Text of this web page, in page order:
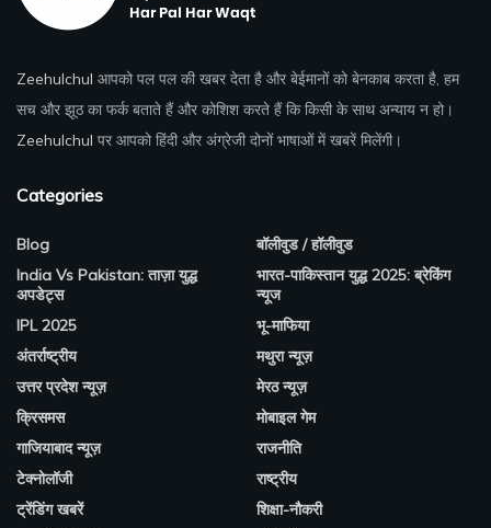
Zeehulchul आपको पल पल की खबर देता है और बेईमानों को बेनकाब करता है, हम
सच और झूठ का फर्क बताते हैं और कोशिश करते हैं कि किसी के साथ अन्याय न हो।
Zeehulchul पर आपको हिंदी और अंग्रेजी दोनों भाषाओं में खबरें मिलेंगी।
Categories
Blog
India Vs Pakistan: ताज़ा युद्ध
अपडेट्स
IPL 2025
अंतर्राष्ट्रीय
उत्तर प्रदेश न्यूज़
क्रिसमस
गाजियाबाद न्यूज़
टेक्नोलॉजी
ट्रेंडिंग खबरें
बॉलीवुड / हॉलीवुड
भारत-पाकिस्तान युद्ध 2025: ब्रेकिंग
न्यूज
भू-माफिया
मथुरा न्यूज़
मेरठ न्यूज़
मोबाइल गेम
राजनीति
राष्ट्रीय
शिक्षा-नौकरी